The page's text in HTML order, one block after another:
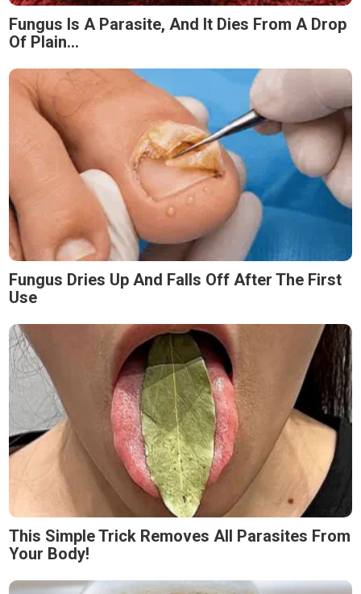
Fungus Is A Parasite, And It Dies From A Drop
Of Plain...
Fungus Dries Up And Falls Off After The First
Use
This Simple Trick Removes All Parasites From
Your Body!